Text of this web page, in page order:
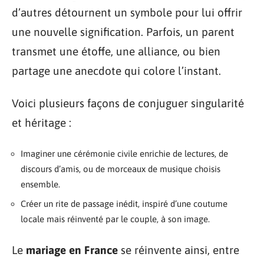
d’autres détournent un symbole pour lui offrir
une nouvelle signification. Parfois, un parent
transmet une étoffe, une alliance, ou bien
partage une anecdote qui colore l’instant.
Voici plusieurs façons de conjuguer singularité
et héritage :
Imaginer une cérémonie civile enrichie de lectures, de
discours d’amis, ou de morceaux de musique choisis
ensemble.
Créer un rite de passage inédit, inspiré d’une coutume
locale mais réinventé par le couple, à son image.
Le mariage en France se réinvente ainsi, entre